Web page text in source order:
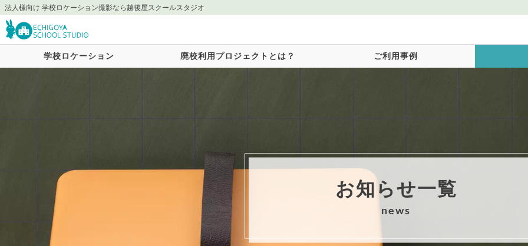
法人様向け 学校ロケーション撮影なら越後屋スクールスタジオ
学校ロケーション 廃校利用プロジェクトとは？ ご利用事例
お知らせ一覧
news